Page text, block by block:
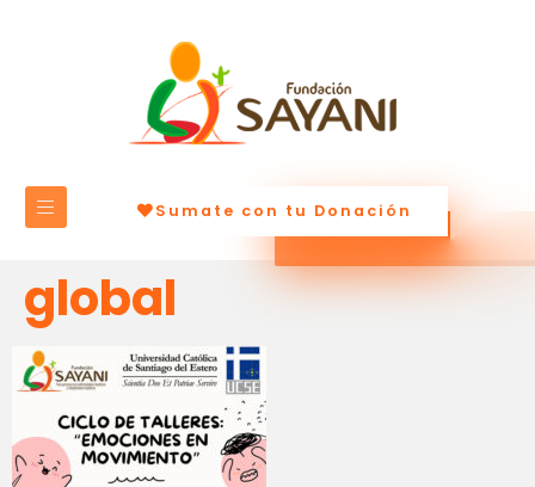
Sumate con tu Donación
global